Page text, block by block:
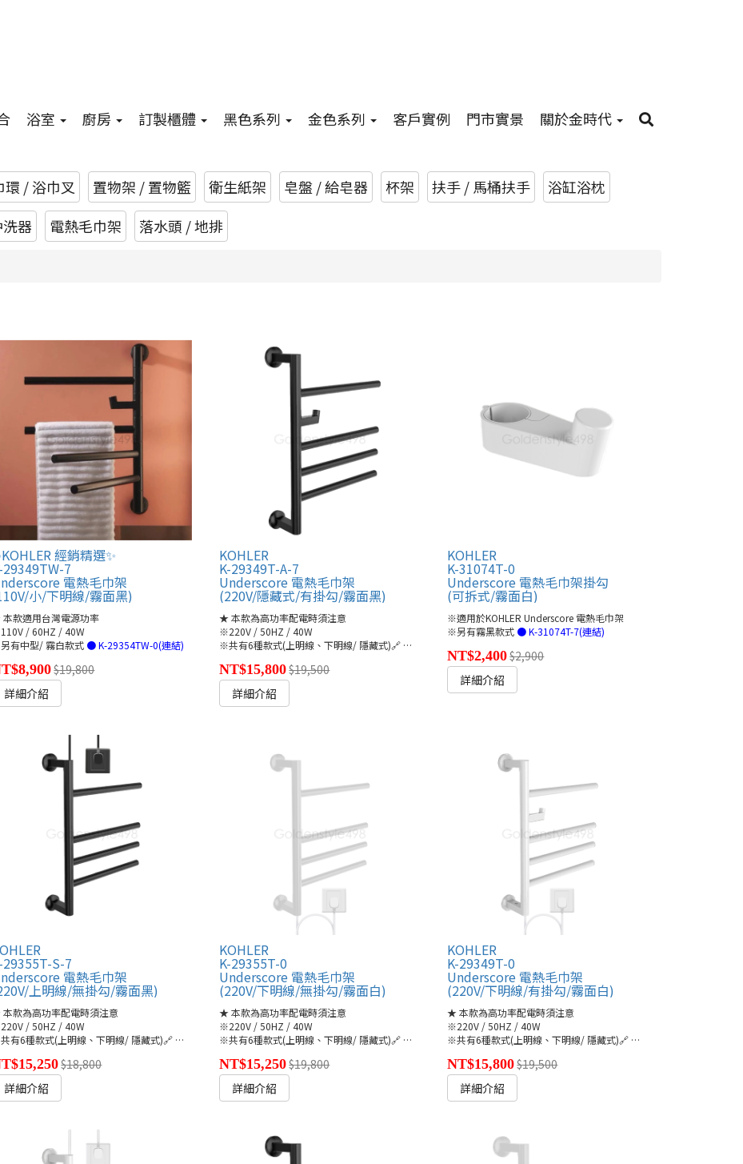
浴室 廚房 訂製櫃體 黑色系列 金色系列 客戶實例 門市實景 關於金時代
環 / 浴巾叉 置物架 / 置物籃 衛生紙架 皂盤 / 給皂器 杯架 扶手 / 馬桶扶手
浴缸浴枕
器 電熱毛巾架 落水頭 / 地排
經銷精選✨
29349TW-7
電熱毛巾架
小/下明線/霧面黑)
款適用台灣電源功率
/ 60HZ / 40W
有中型/ 霧白款式 ● K-29354TW-0(連結)
$19,800
詳細介紹
KOHLER
K-29349T-A-7
Underscore 電熱毛巾架
(220V/隱藏式/有掛勾/霧面黑)
★ 本款為高功率配電時須注意
※220V / 50HZ / 40W
※共有6種款式(上明線、下明線/ 隱藏式)🔗 ●K-29495T/-A/-S(連結)
NT$15,800$19,500
詳細介紹
KOHLER
K-31074T-0
Underscore 電熱毛巾架掛勾
(可拆式/霧面白)
※適用於KOHLER Underscore 電熱毛巾架
※另有霧黑款式 ● K-31074T-7(連結)
NT$2,400$2,900
詳細介紹
A/-S(連結)
29355T-S-7
電熱毛巾架
上明線/無掛勾/霧面黑)
款為高功率配電時須注意
/ 50HZ / 40W
有6種款式(上明線、下明線/ 隱藏式)🔗 ●K-29355T/-A/-S(連結)
$18,800
詳細介紹
KOHLER
K-29355T-0
Underscore 電熱毛巾架
(220V/下明線/無掛勾/霧面白)
★ 本款為高功率配電時須注意
※220V / 50HZ / 40W
※共有6種款式(上明線、下明線/ 隱藏式)🔗 ●K-29355T/-A/-S(連結)
NT$15,250$19,800
詳細介紹
KOHLER
K-29349T-0
Underscore 電熱毛巾架
(220V/下明線/有掛勾/霧面白)
★ 本款為高功率配電時須注意
※220V / 50HZ / 40W
※共有6種款式(上明線、下明線/ 隱藏式)🔗 ●K-29495T/-A/-S(連結)
NT$15,800$19,500
詳細介紹